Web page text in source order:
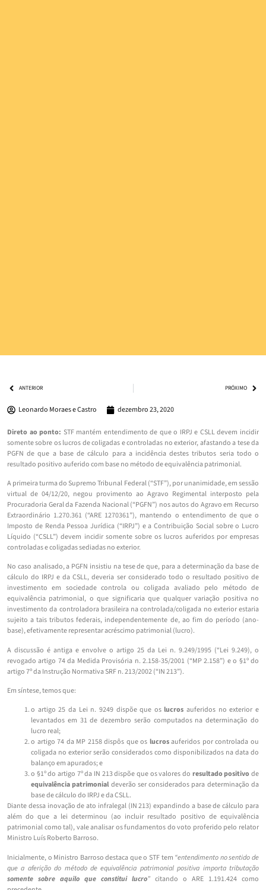
ANTERIOR PRÓXIMO
Leonardo Moraes e Castro dezembro 23, 2020
Direto ao ponto: STF mantém entendimento de que o IRPJ e CSLL devem incidir
somente sobre os lucros de coligadas e controladas no exterior, afastando a tese da
PGFN de que a base de cálculo para a incidência destes tributos seria todo o
resultado positivo auferido com base no método de equivalência patrimonial.
A primeira turma do Supremo Tribunal Federal (“STF”), por unanimidade, em sessão
virtual de 04/12/20, negou provimento ao Agravo Regimental interposto pela
Procuradoria Geral da Fazenda Nacional (“PGFN”) nos autos do Agravo em Recurso
Extraordinário 1.270.361 (“ARE 1270361”), mantendo o entendimento de que o
Imposto de Renda Pessoa Jurídica (“IRPJ”) e a Contribuição Social sobre o Lucro
Líquido (“CSLL”) devem incidir somente sobre os lucros auferidos por empresas
controladas e coligadas sediadas no exterior.
No caso analisado, a PGFN insistiu na tese de que, para a determinação da base de
cálculo do IRPJ e da CSLL, deveria ser considerado todo o resultado positivo de
investimento em sociedade controla ou coligada avaliado pelo método de
equivalência patrimonial, o que significaria que qualquer variação positiva no
investimento da controladora brasileira na controlada/coligada no exterior estaria
sujeito a tais tributos federais, independentemente de, ao fim do período (ano-
base), efetivamente representar acréscimo patrimonial (lucro).
A discussão é antiga e envolve o artigo 25 da Lei n. 9.249/1995 (“Lei 9.249), o
revogado artigo 74 da Medida Provisória n. 2.158-35/2001 (“MP 2.158”) e o §1º do
artigo 7º da Instrução Normativa SRF n. 213/2002 (“IN 213”).
Em síntese, temos que:
o artigo 25 da Lei n. 9249 dispõe que oslucros auferidos no exterior e
levantados em 31 de dezembro serão computados na determinação do
lucro real;
o artigo 74 da MP 2158 dispôs que os lucrosauferidos por controlada ou
coligada no exterior serão considerados como disponibilizados na data do
balanço em apurados; e
o §1º do artigo 7º da IN 213 dispõe que os valores do resultado positivode
equivalência patrimonialdeverão ser considerados para determinação da
base de cálculo do IRPJ e da CSLL.
Diante dessa inovação de ato infralegal (IN 213) expandindo a base de cálculo para
além do que a lei determinou (ao incluir resultado positivo de equivalência
patrimonial como tal), vale analisar os fundamentos do voto proferido pelo relator
Ministro Luís Roberto Barroso.
Inicialmente, o Ministro Barroso destaca que o STF tem “entendimento no sentido de
que a aferição do método de equivalência patrimonial positiva importa tributação
somente sobre aquilo que constitui lucro” citando o ARE 1.191.424 como